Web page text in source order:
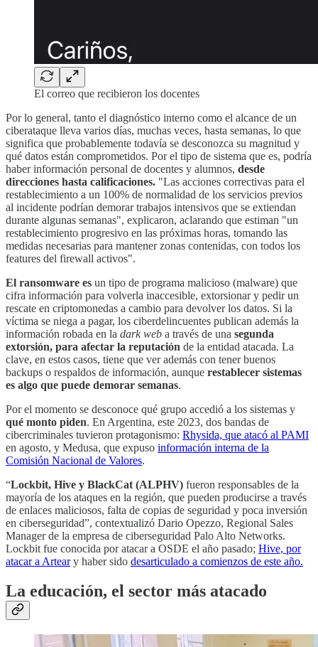
El correo que recibieron los docentes
Por lo general, tanto el diagnóstico interno como el alcance de un
ciberataque lleva varios días, muchas veces, hasta semanas, lo que
significa que probablemente todavía se desconozca su magnitud y
qué datos están comprometidos. Por el tipo de sistema que es, podría
haber información personal de docentes y alumnos, desde
direcciones hasta calificaciones. "Las acciones correctivas para el
restablecimiento a un 100% de normalidad de los servicios previos
al incidente podrían demorar trabajos intensivos que se extiendan
durante algunas semanas", explicaron, aclarando que estiman "un
restablecimiento progresivo en las próximas horas, tomando las
medidas necesarias para mantener zonas contenidas, con todos los
features del firewall activos".
El ransomware es un tipo de programa malicioso (malware) que
cifra información para volverla inaccesible, extorsionar y pedir un
rescate en criptomonedas a cambio para devolver los datos. Si la
víctima se niega a pagar, los ciberdelincuentes publican además la
información robada en la dark web a través de una segunda
extorsión, para afectar la reputación de la entidad atacada. La
clave, en estos casos, tiene que ver además con tener buenos
backups o respaldos de información, aunque restablecer sistemas
es algo que puede demorar semanas.
Por el momento se desconoce qué grupo accedió a los sistemas y
qué monto piden. En Argentina, este 2023, dos bandas de
cibercriminales tuvieron protagonismo: Rhysida, que atacó al PAMI
en agosto, y Medusa, que expuso información interna de la
Comisión Nacional de Valores.
“Lockbit, Hive y BlackCat (ALPHV) fueron responsables de la
mayoría de los ataques en la región, que pueden producirse a través
de enlaces maliciosos, falta de copias de seguridad y poca inversión
en ciberseguridad”, contextualizó Dario Opezzo, Regional Sales
Manager de la empresa de ciberseguridad Palo Alto Networks.
Lockbit fue conocida por atacar a OSDE el año pasado; Hive, por
atacar a Arteary haber sido desarticulado a comienzos de este año.
La educación, el sector más atacado